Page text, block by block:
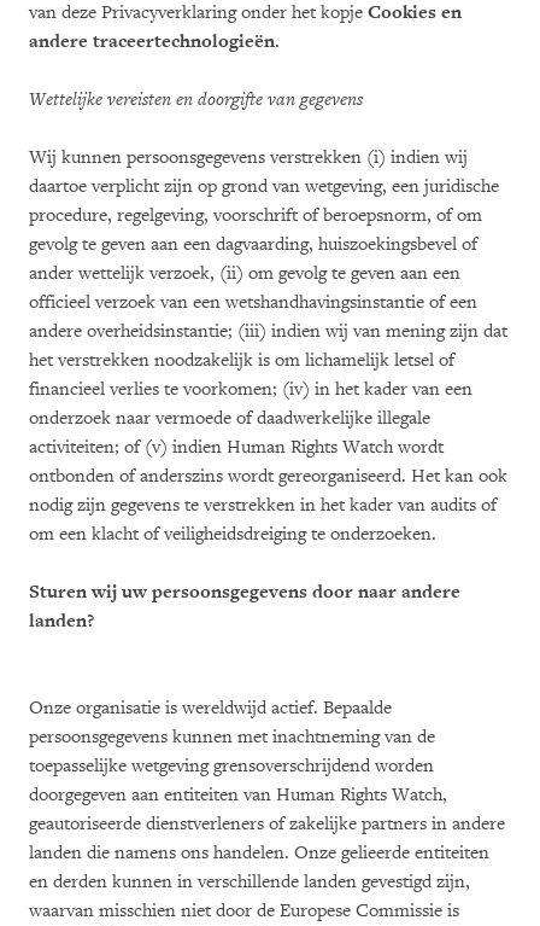
van deze Privacyverklaring onder het kopje Cookies en
andere traceertechnologieën.
Wettelijke vereisten en doorgifte van gegevens
Wij kunnen persoonsgegevens verstrekken (i) indien wij
daartoe verplicht zijn op grond van wetgeving, een juridische
procedure, regelgeving, voorschrift of beroepsnorm, of om
gevolg te geven aan een dagvaarding, huiszoekingsbevel of
ander wettelijk verzoek, (ii) om gevolg te geven aan een
officieel verzoek van een wetshandhavingsinstantie of een
andere overheidsinstantie; (iii) indien wij van mening zijn dat
het verstrekken noodzakelijk is om lichamelijk letsel of
financieel verlies te voorkomen; (iv) in het kader van een
onderzoek naar vermoede of daadwerkelijke illegale
activiteiten; of (v) indien Human Rights Watch wordt
ontbonden of anderszins wordt gereorganiseerd. Het kan ook
nodig zijn gegevens te verstrekken in het kader van audits of
om een klacht of veiligheidsdreiging te onderzoeken.
Sturen wij uw persoonsgegevens door naar andere
landen?
Onze organisatie is wereldwijd actief. Bepaalde
persoonsgegevens kunnen met inachtneming van de
toepasselijke wetgeving grensoverschrijdend worden
doorgegeven aan entiteiten van Human Rights Watch,
geautoriseerde dienstverleners of zakelijke partners in andere
landen die namens ons handelen. Onze gelieerde entiteiten
en derden kunnen in verschillende landen gevestigd zijn,
waarvan misschien niet door de Europese Commissie is